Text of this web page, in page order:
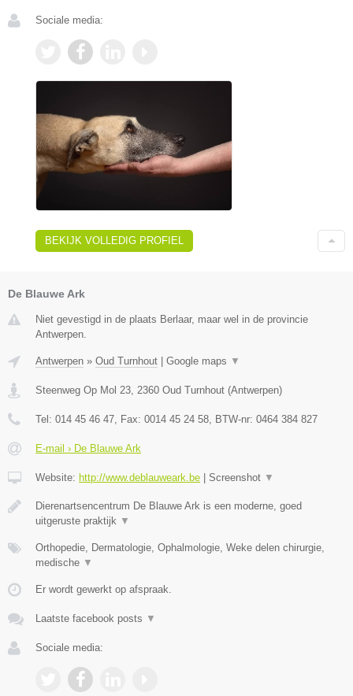
Sociale media:
BEKIJK VOLLEDIG PROFIEL
De Blauwe Ark
Niet gevestigd in de plaats Berlaar, maar wel in de provincie
Antwerpen.
Antwerpen » Oud Turnhout Google maps ▼
Steenweg Op Mol 23, 2360 Oud Turnhout (Antwerpen)
Tel: 014 45 46 47, Fax: 0014 45 24 58, BTW-nr: 0464 384 827
E-mail › De Blauwe Ark
Website: http://www.deblauweark.be Screenshot ▼
Dierenartsencentrum De Blauwe Ark is een moderne, goed
uitgeruste praktijk ▼
Orthopedie, Dermatologie, Ophalmologie, Weke delen chirurgie,
medische ▼
Er wordt gewerkt op afspraak.
Laatste facebook posts ▼
Sociale media: